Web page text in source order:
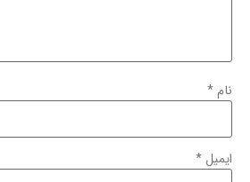
نام*
ایمیل*